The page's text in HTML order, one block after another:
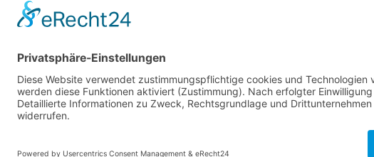
Autoren:Erik,Kannix,Migration,Peter